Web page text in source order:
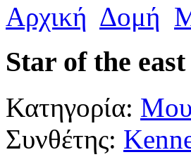
Αρχική Δομή
Star of the east
Κατηγορία:
Συνθέτης: